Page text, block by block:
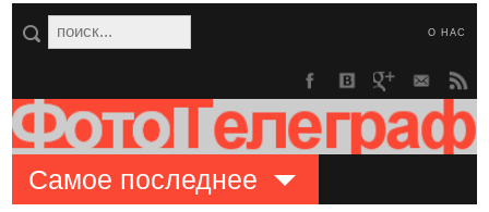
О НАС
Самое последнее